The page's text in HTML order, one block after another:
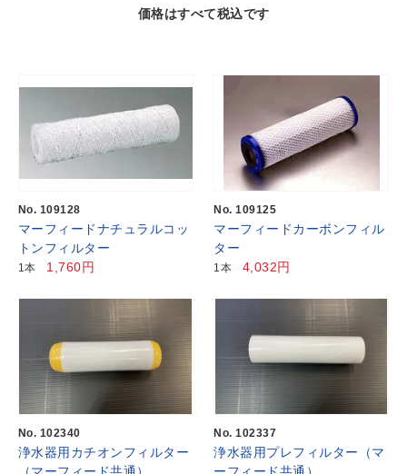
価格はすべて税込です
No. 109128
マーフィードナチュラルコッ
トンフィルター
1本 1,760円
No. 109125
マーフィードカーボンフィル
ター
1本 4,032円
No. 102340
浄水器用カチオンフィルター
（マーフィード共通）
No. 102337
浄水器用プレフィルター（マ
ーフィード共通）